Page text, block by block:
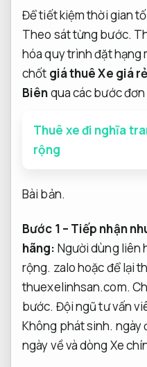
Để tiết kiệm thời gian
Theo sát từng bước.
hóa quy trình đặt hạng
chốt giá thuê Xe giá
Biênqua các bước
Thuê xe đi nghĩa
rộng
Bài bản.
Bước 1 – Tiếp nhận
hãng: Người dùng liên
rộng. zalo hoặc để lại
thuexelinhsan.com.
bước. Đội ngũ tư vấn
Không phát sinh. ngày
ngày về và dòng Xe